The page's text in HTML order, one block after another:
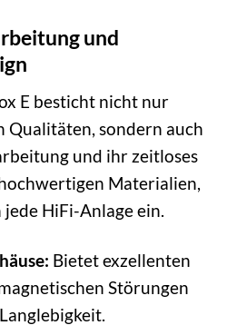
und
E besticht nicht nur
Qualitäten, sondern auch
und ihr zeitloses
Materialien,
HiFi-Anlage ein.
Bietet exzellenten
Störungen